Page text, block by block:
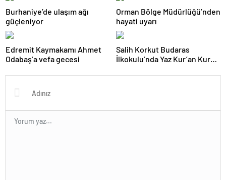
Burhaniye’de ulaşım ağı
güçleniyor
Orman Bölge Müdürlüğü’nden
hayati uyarı
Edremit Kaymakamı Ahmet
Odabaş’a vefa gecesi
Salih Korkut Budaras
İlkokulu’nda Yaz Kur’an Kursu